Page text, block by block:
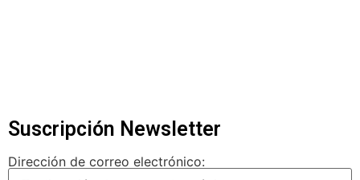
Suscripción Newsletter
Dirección de correo electrónico: